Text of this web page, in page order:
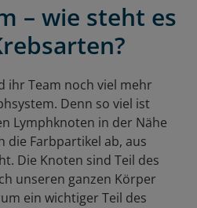
– wie steht es
ihr Team noch viel mehr
Denn so viel ist
Lymphknoten in der Nähe
die Farbpartikel ab, aus
Die Knoten sind Teil des
unseren ganzen Körper
ein wichtiger Teil des